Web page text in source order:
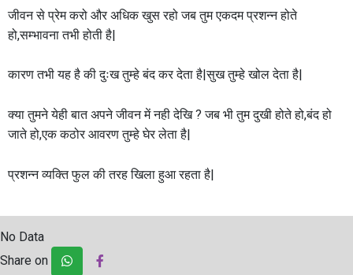
जीवन से प्रेम करो और अधिक खुस रहो जब तुम एकदम प्रशन्न होते
हो,सम्भावना तभी होती है|
कारण तभी यह है की दुःख तुम्हे बंद कर देता है|सुख तुम्हे खोल देता है|
क्या तुमने येही बात अपने जीवन में नही देखि ? जब भी तुम दुखी होते हो,बंद हो
जाते हो,एक कठोर आवरण तुम्हे घेर लेता है|
प्रशन्न व्यक्ति फुल की तरह खिला हुआ रहता है|
No Data
Share on